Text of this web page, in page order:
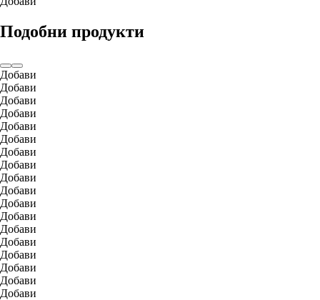
Подобни продукти
Добави
Добави
Добави
Добави
Добави
Добави
Добави
Добави
Добави
Добави
Добави
Добави
Добави
Добави
Добави
Добави
Добави
Добави